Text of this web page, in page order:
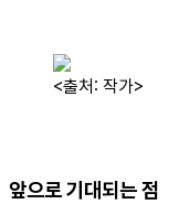
<출처: 작가>
앞으로 기대되는 점